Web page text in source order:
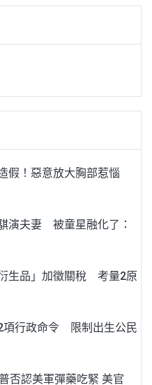
假！惡意放大胸部惹惱
演夫妻 被童星融化了：
生品」加徵關稅 考量2原
項行政命令 限制出生公民
否認美軍彈藥吃緊 美官